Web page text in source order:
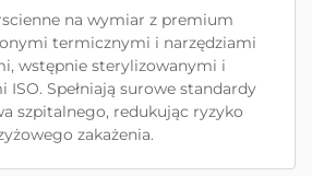
na wymiar z premium
termicznymi i narzędziami
wstępnie sterylizowanymi i
Spełniają surowe standardy
szpitalnego, redukując ryzyko
zakażenia.